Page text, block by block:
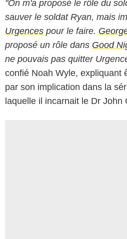
"On m'a proposé le rôle du
sauver le soldat Ryan, mais
Urgences pour le faire.
proposé un rôle dans Good
ne pouvais pas quitter
confié Noah Wyle, expliquant
par son implication dans la
laquelle il incarnait le Dr John